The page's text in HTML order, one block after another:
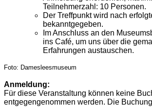
Teilnehmerzahl: 10 Personen.
Der Treffpunkt wird nach
bekanntgegeben.
Im Anschluss an den
ins Café, um uns über die
Erfahrungen austauschen.
Foto: Damesleesmuseum
Anmeldung:
Für diese Veranstaltung können keine
entgegengenommen werden. Die